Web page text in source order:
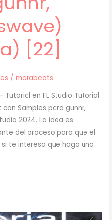
[22]
/morabeats
Tutorial en FL Studio Tutorial
Samples para gunnr,
2024. La idea es
del proceso para que el
te interesa que haga uno